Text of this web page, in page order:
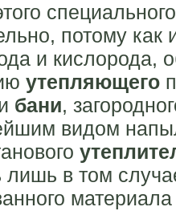
потому
и кислорода,
утепляющего
бани,
видом
лишь в том